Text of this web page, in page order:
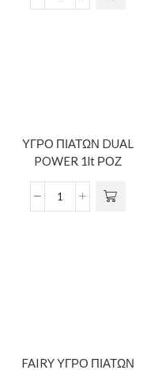
ΥΓΡΟ ΠΙΑΤΩΝ DUAL
POWER 1lt ΡΟΖ
FAIRY ΥΓΡΟ ΠΙΑΤΩΝ